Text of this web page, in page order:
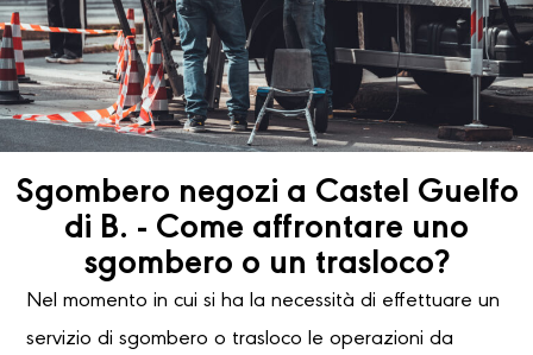
Sgombero negozi a Castel Guelfo
di B. - Come affrontare uno
sgombero o un trasloco?
Nel momento in cui si ha la necessità di effettuare un
servizio di sgombero o trasloco le operazioni da